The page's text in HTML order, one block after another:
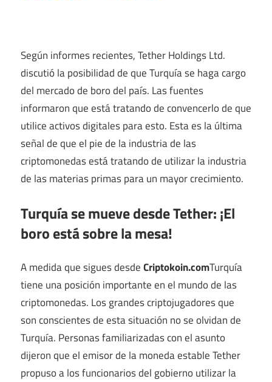
Según informes recientes, Tether Holdings Ltd.
discutió la posibilidad de que Turquía se haga cargo
del mercado de boro del país. Las fuentes
informaron que está tratando de convencerlo de que
utilice activos digitales para esto. Esta es la última
señal de que el pie de la industria de las
criptomonedas está tratando de utilizar la industria
de las materias primas para un mayor crecimiento.
Turquía se mueve desde Tether:¡El
boro está sobre la mesa!
A medida que sigues desdeCriptokoin.comTurquía
tiene una posición importante en el mundo de las
criptomonedas. Los grandes criptojugadores que
son conscientes de esta situación no se olvidan de
Turquía. Personas familiarizadas con el asunto
dijeron que el emisor de la moneda estable Tether
propuso a los funcionarios del gobierno utilizar la